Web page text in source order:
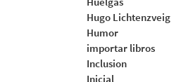
Hugo Lichtenzveig
Humor
importar libros
Inclusion
Inicial